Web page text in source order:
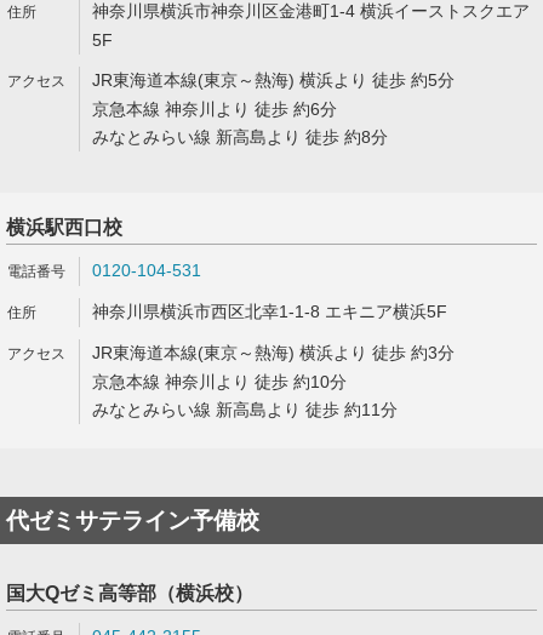
神奈川県横浜市神奈川区金港町1-4 横浜イーストスクエア
5F
JR東海道本線(東京～熱海) 横浜より 徒歩 約5分
京急本線 神奈川より 徒歩 約6分
みなとみらい線 新高島より 徒歩 約8分
横浜駅西口校
0120-104-531
神奈川県横浜市西区北幸1-1-8 エキニア横浜5F
JR東海道本線(東京～熱海) 横浜より 徒歩 約3分
京急本線 神奈川より 徒歩 約10分
みなとみらい線 新高島より 徒歩 約11分
代ゼミサテライン予備校
国大Qゼミ高等部（横浜校）